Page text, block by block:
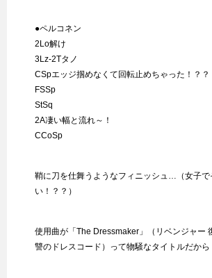
●ペルコネン
2Lo解け
3Lz-2Tタノ
CSpエッジ掴めなくて回転止めちゃった！？？
FSSp
StSq
2A凄い幅と流れ～！
CCoSp
鞘に刀を仕舞うようなフィニッシュ…（女子で
い！？？）
使用曲が「The Dressmaker」（リベンジャー
讐のドレスコード）って物騒なタイトルだか